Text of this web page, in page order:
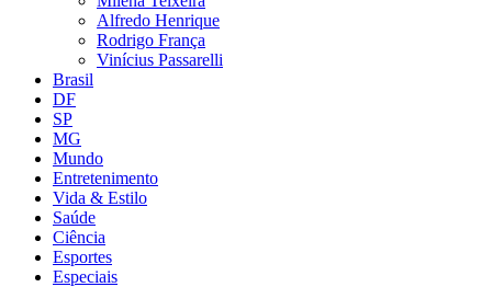
Alfredo Henrique
Rodrigo França
Vinícius Passarelli
Brasil
DF
SP
MG
Mundo
Entretenimento
Vida & Estilo
Saúde
Ciência
Esportes
Especiais